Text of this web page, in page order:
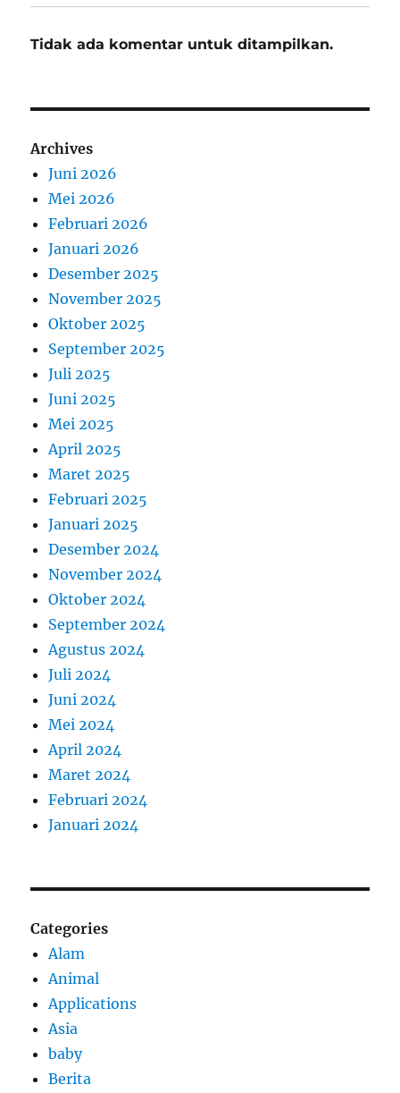
Tidak ada komentar untuk ditampilkan.
Archives
Juni 2026
Mei 2026
Februari 2026
Januari 2026
Desember 2025
November 2025
Oktober 2025
September 2025
Juli 2025
Juni 2025
Mei 2025
April 2025
Maret 2025
Februari 2025
Januari 2025
Desember 2024
November 2024
Oktober 2024
September 2024
Agustus 2024
Juli 2024
Juni 2024
Mei 2024
April 2024
Maret 2024
Februari 2024
Januari 2024
Categories
Alam
Animal
Applications
Asia
baby
Berita